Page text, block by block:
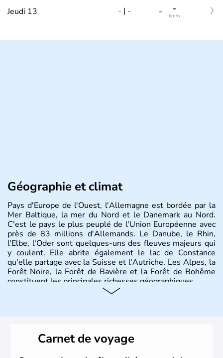
Jeudi 13 - | - - -
km/h
Géographie et climat
Pays d'Europe de l'Ouest, l'Allemagne est bordée par la
Mer Baltique, la mer du Nord et le Danemark au Nord.
C'est le pays le plus peuplé de l'Union Européenne avec
près de 83 millions d'Allemands. Le Danube, le Rhin,
l'Elbe, l'Oder sont quelques-uns des fleuves majeurs qui
y coulent. Elle abrite également le lac de Constance
qu'elle partage avec la Suisse et l'Autriche. Les Alpes, la
Forêt Noire, la Forêt de Bavière et la Forêt de Bohême
constituent les principales richesses géographiques.
lesquelles bénéficient d'une grande autonomie. Le pays
peut se targuer de grands noms qu'il a vu naître dans tous
Carnet de voyage